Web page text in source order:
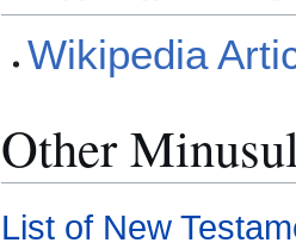
Wikipedia
Other
List of New